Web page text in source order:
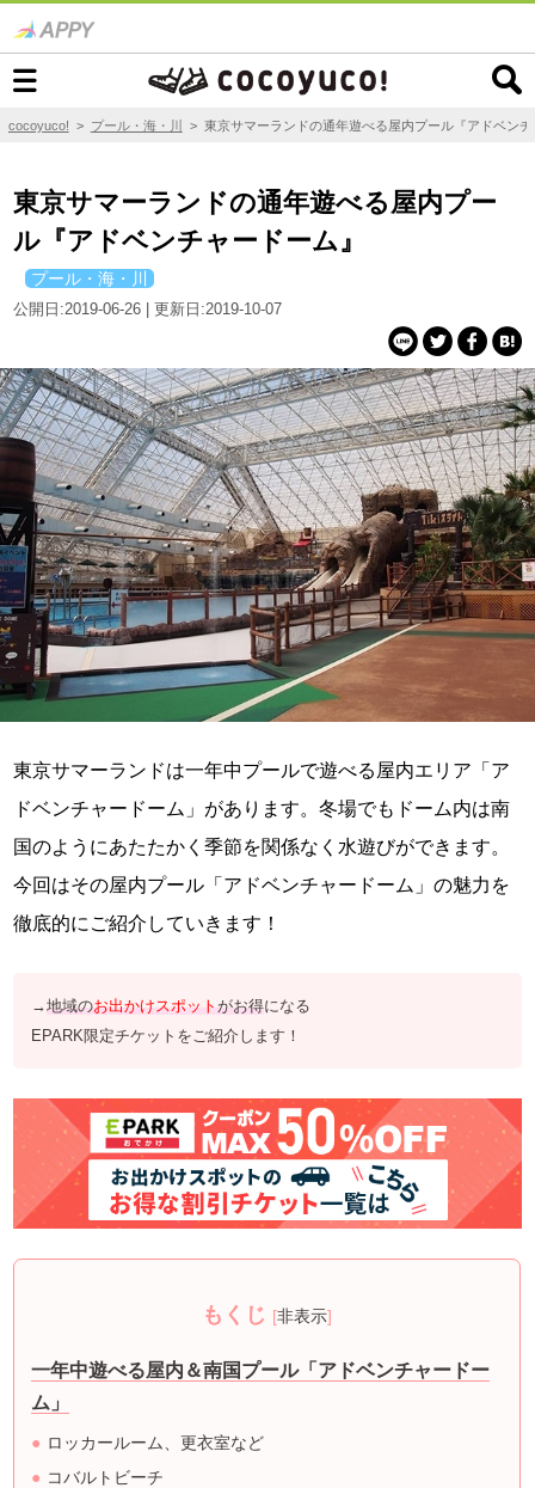
cocoyuco! > プール・海・川 > 東京サマーランドの通年遊べる屋内プール『アドベン
東京サマーランドの通年遊べる屋内プー
ル『アドベンチャードーム』
プール・海・川
公開日:2019-06-26 | 更新日:2019-10-07
東京サマーランドは一年中プールで遊べる屋内エリア「ア
ドベンチャードーム」があります。冬場でもドーム内は南
国のようにあたたかく季節を関係なく水遊びができます。
今回はその屋内プール「アドベンチャードーム」の魅力を
徹底的にご紹介していきます！
→地域のお出かけスポットがお得になる
EPARK限定チケットをご紹介します！
もくじ [非表示]
一年中遊べる屋内＆南国プール「アドベンチャードー
ム」
ロッカールーム、更衣室など
コバルトビーチ